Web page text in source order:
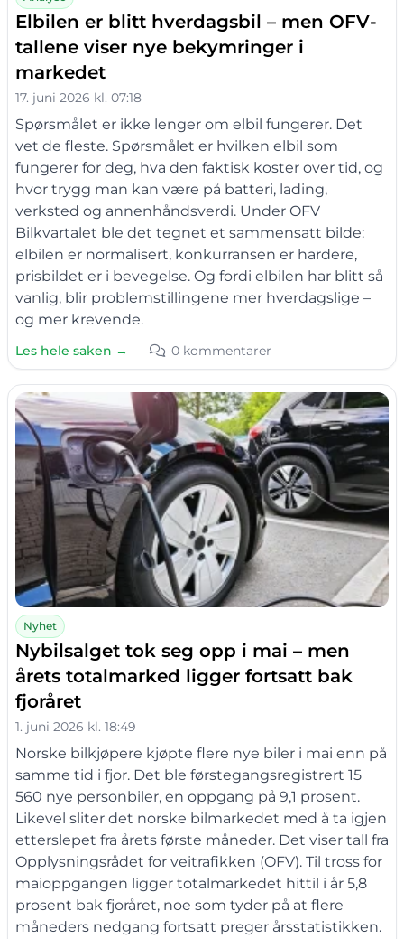
Elbilen er blitt hverdagsbil – men OFV-
tallene viser nye bekymringer i
markedet
17. juni 2026 kl. 07:18
Spørsmålet er ikke lenger om elbil fungerer. Det
vet de fleste. Spørsmålet er hvilken elbil som
fungerer for deg, hva den faktisk koster over tid, og
hvor trygg man kan være på batteri, lading,
verksted og annenhåndsverdi. Under OFV
Bilkvartalet ble det tegnet et sammensatt bilde:
elbilen er normalisert, konkurransen er hardere,
prisbildet er i bevegelse. Og fordi elbilen har blitt så
vanlig, blir problemstillingene mer hverdagslige –
og mer krevende.
Les hele saken → 0 kommentarer
Nyhet
Nybilsalget tok seg opp i mai – men
årets totalmarked ligger fortsatt bak
fjoråret
1. juni 2026 kl. 18:49
Norske bilkjøpere kjøpte flere nye biler i mai enn på
samme tid i fjor. Det ble førstegangsregistrert 15
560 nye personbiler, en oppgang på 9,1 prosent.
Likevel sliter det norske bilmarkedet med å ta igjen
etterslepet fra årets første måneder. Det viser tall fra
Opplysningsrådet for veitrafikken (OFV). Til tross for
maioppgangen ligger totalmarkedet hittil i år 5,8
prosent bak fjoråret, noe som tyder på at flere
måneders nedgang fortsatt preger årsstatistikken.